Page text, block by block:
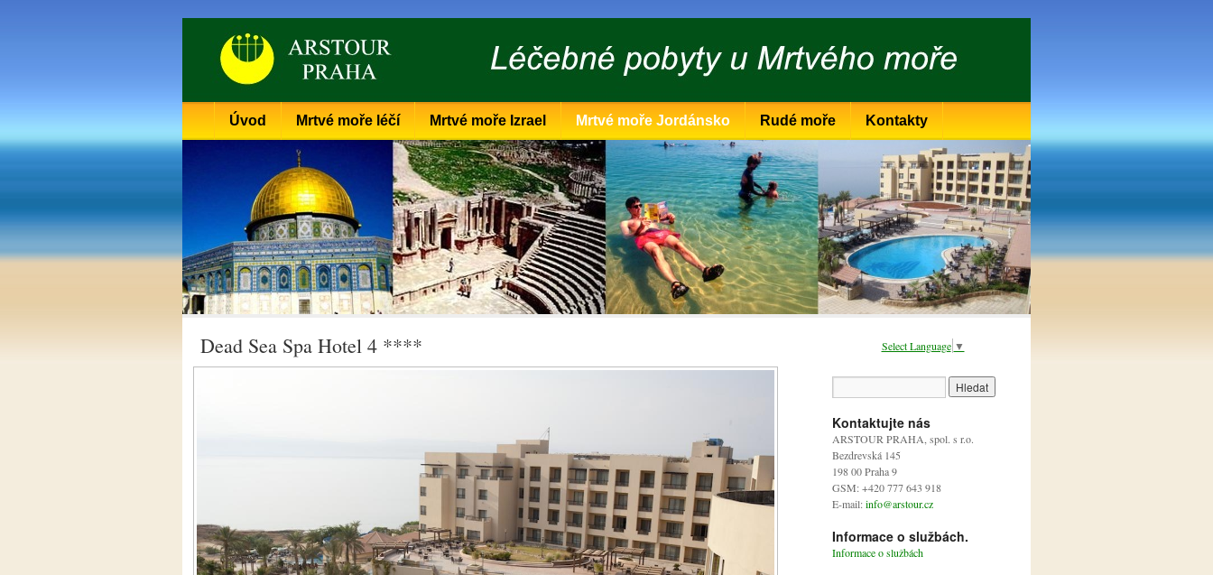
Dead Sea Spa Hotel 4 **** Select Language ▼
Kontaktujte nás
ARSTOUR PRAHA, spol. s r.o.
Bezdrevská 145
198 00 Praha 9
GSM: +420 777 643 918
E-mail:info@arstour.cz
Informace o službách.
Informace o službách
Úvod Mrtvé moře léčí Mrtvé moře Izrael Mrtvé moře Jordánsko Rudé moře Kontakty